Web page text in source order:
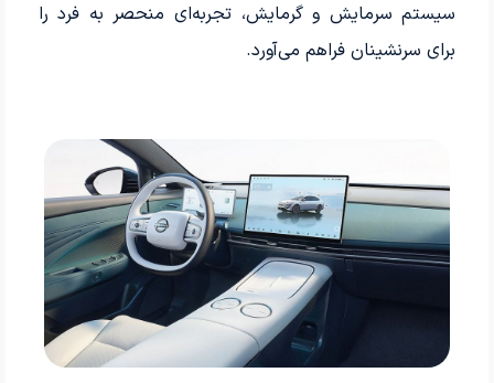
سیستم سرمایش و گرمایش، تجربه‌ای منحصر به فرد را
برای سرنشینان فراهم می‌آورد.